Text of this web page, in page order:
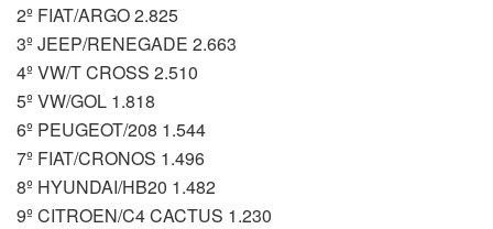
2º FIAT/ARGO 2.825
3º JEEP/RENEGADE 2.663
4º VW/T CROSS 2.510
5º VW/GOL 1.818
6º PEUGEOT/208 1.544
7º FIAT/CRONOS 1.496
8º HYUNDAI/HB20 1.482
9º CITROEN/C4 CACTUS 1.230